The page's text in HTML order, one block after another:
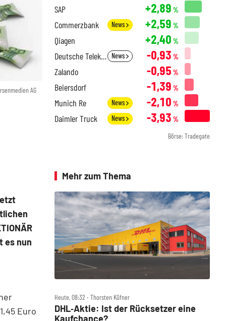
AG
es nun
Euro
SAP +2,89 %
Commerzbank News +2,59 %
Qiagen +2,40 %
Deutsche Telekom News -0,93 %
Zalando -0,95 %
Beiersdorf -1,39 %
Munich Re News -2,10 %
Daimler Truck News -3,93 %
Börse: Tradegate
Mehr zum Thema
Heute, 08:32 ‧ Thorsten Küfner
DHL‑Aktie: Ist der Rücksetzer eine
Kaufchance?